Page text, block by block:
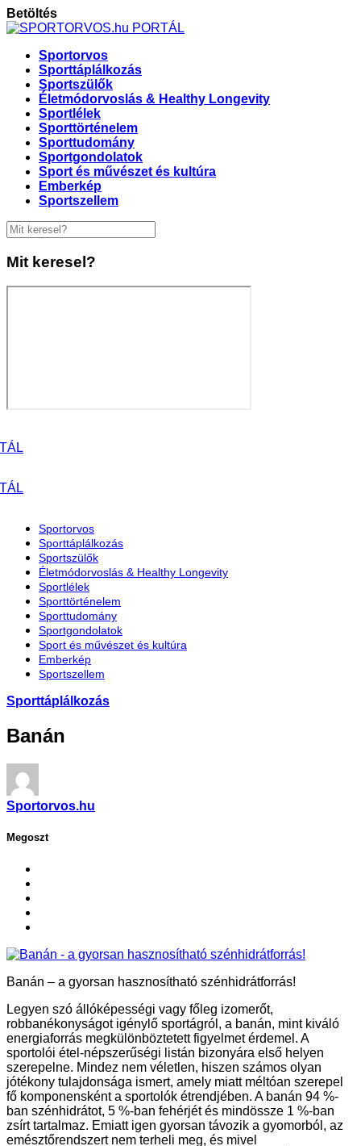
Betöltés
Sportorvos
Sporttáplálkozás
Sportszülők
Életmódorvoslás & Healthy Longevity
Sportlélek
Sporttörténelem
Sporttudomány
Sportgondolatok
Sport és művészet és kultúra
Emberkép
Sportszellem
Mit keresel?
Sportorvos
Sporttáplálkozás
Sportszülők
Életmódorvoslás & Healthy Longevity
Sportlélek
Sporttörténelem
Sporttudomány
Sportgondolatok
Sport és művészet és kultúra
Emberkép
Sportszellem
Sporttáplálkozás
Banán
Sportorvos.hu
Megoszt
Banán – a gyorsan hasznosítható szénhidrátforrás!
Legyen szó állóképességi vagy főleg izomerőt,
robbanékonyságot igénylő sportágról, a banán, mint kiváló
energiaforrás megkülönböztetett figyelmet érdemel. A
sportolói étel-népszerűségi listán bizonyára első helyen
szerepelne. Mindez nem véletlen, hiszen számos olyan
jótékony tulajdonsága ismert, amely miatt méltóan szerepel
fő komponensként a sportolók étrendjében. A banán 94 %-
ban szénhidrátot, 5 %-ban fehérjét és mindössze 1 %-ban
zsírt tartalmaz. Emiatt igen gyorsan távozik a gyomorból, az
emésztőrendszert nem terheli meg, és mivel